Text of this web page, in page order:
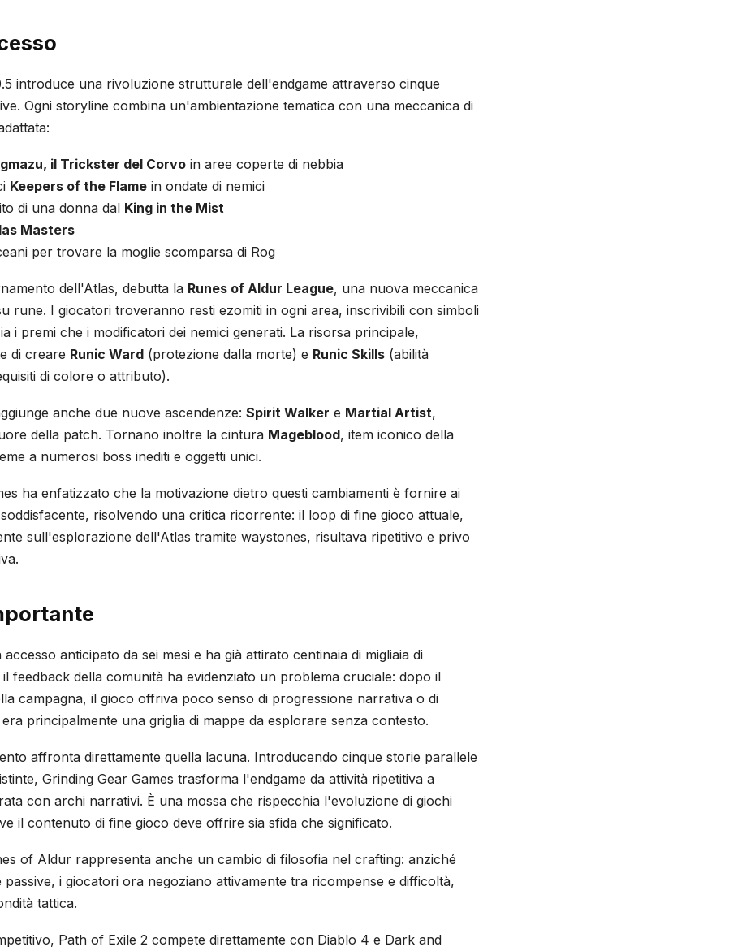
introduce una rivoluzione strutturale dell'endgame attraverso cinque
Ogni storyline combina un'ambientazione tematica con una meccanica di
il Trickster del Corvo in aree coperte di nebbia
Keepers of the Flame in ondate di nemici
di una donna dal King in the Mist
Masters
per trovare la moglie scomparsa di Rog
dell'Atlas, debutta la Runes of Aldur League, una nuova meccanica
rune. I giocatori troveranno resti ezomiti in ogni area, inscrivibili con simboli
i premi che i modificatori dei nemici generati. La risorsa principale,
di creare Runic Ward (protezione dalla morte) e Runic Skills (abilità
di colore o attributo).
anche due nuove ascendenze: Spirit Walker e Martial Artist,
della patch. Tornano inoltre la cintura Mageblood, item iconico della
a numerosi boss inediti e oggetti unici.
ha enfatizzato che la motivazione dietro questi cambiamenti è fornire ai
risolvendo una critica ricorrente: il loop di fine gioco attuale,
sull'esplorazione dell'Atlas tramite waystones, risultava ripetitivo e privo
anticipato da sei mesi e ha già attirato centinaia di migliaia di
feedback della comunità ha evidenziato un problema cruciale: dopo il
campagna, il gioco offriva poco senso di progressione narrativa o di
principalmente una griglia di mappe da esplorare senza contesto.
affronta direttamente quella lacuna. Introducendo cinque storie parallele
Grinding Gear Games trasforma l'endgame da attività ripetitiva a
con archi narrativi. È una mossa che rispecchia l'evoluzione di giochi
il contenuto di fine gioco deve offrire sia sfida che significato.
of Aldur rappresenta anche un cambio di filosofia nel crafting: anziché
i giocatori ora negoziano attivamente tra ricompense e difficoltà,
tattica.
Path of Exile 2 compete direttamente con Diablo 4 e Dark and